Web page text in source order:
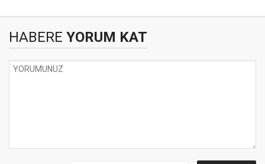
HABERE YORUM KAT